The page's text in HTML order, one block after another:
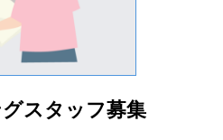
スタッフ募集